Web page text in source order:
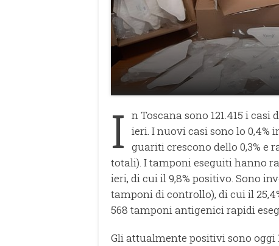
I n Toscana sono 121.415 i
ieri. I nuovi casi sono lo 0,4%
guariti crescono dello 0,3% e
totali). I tamponi eseguiti hanno
ieri, di cui il 9,8% positivo. Sono
tamponi di controllo), di cui il
568 tamponi antigenici rapidi
Gli attualmente positivi sono oggi